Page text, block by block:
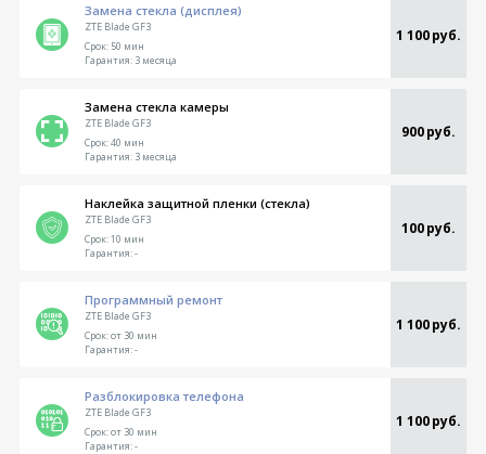
Замена стекла (дисплея)
ZTE Blade GF3 1 100 руб.
Срок:50 мин
Гарантия:3 месяца
Замена стекла камеры
ZTE Blade GF3 900 руб.
Срок:40 мин
Гарантия:3 месяца
Наклейка защитной пленки (стекла)
ZTE Blade GF3 100 руб.
Срок:10 мин
Гарантия:-
Программный ремонт
ZTE Blade GF3 1 100 руб.
Срок:от 30 мин
Гарантия:-
Разблокировка телефона
ZTE Blade GF3 1 100 руб.
Срок:от 30 мин
Гарантия:-